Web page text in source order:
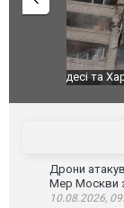
У
Дрони
Мер Москви
10.08.2026,